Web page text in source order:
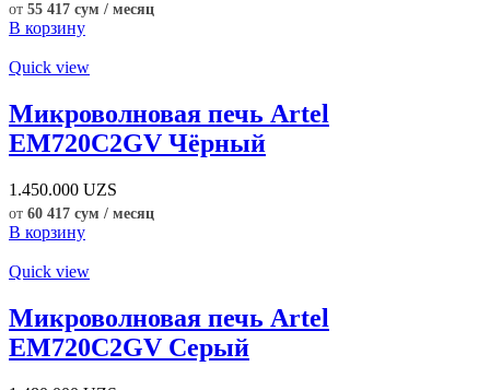
от 55 417 сум / месяц
В корзину
Quick view
Микроволновая печь Artel
EM720C2GV Чёрный
1.450.000 UZS
от 60 417 сум / месяц
В корзину
Quick view
Микроволновая печь Artel
EM720C2GV Серый